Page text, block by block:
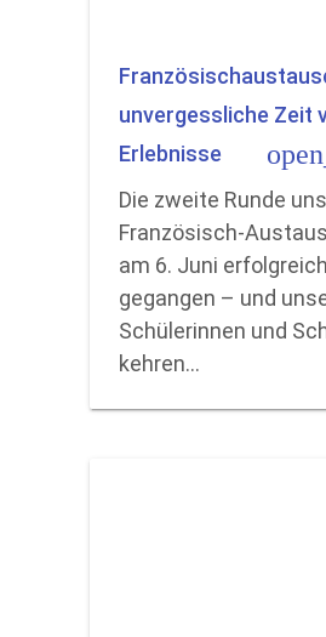
unvergessliche Zeit
Erlebnisse
Die zweite Runde
Französisch-
am 6. Juni
gegangen – und
Schülerinnen und
kehren…